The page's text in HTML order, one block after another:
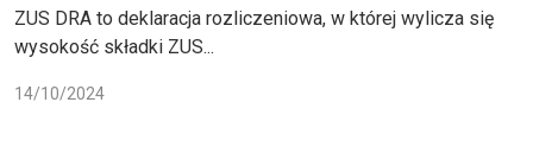
ZUS DRA to deklaracja rozliczeniowa, w której wylicza się
wysokość składki ZUS...
14/10/2024